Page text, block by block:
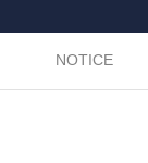
NOTICE